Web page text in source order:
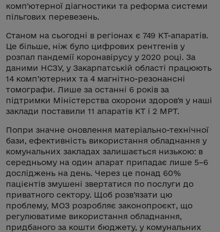
компʼютерної діагностики та реформа системи
пільгових перевезень.
Станом на сьогодні в регіонах є 749 КТ-апаратів.
Це більше, ніж було цифрових рентгенів у
розпал пандемії коронавірусу у 2020 році. За
даними НСЗУ, у Закарпатській області працюють
14 комп’ютерних та 4 магнітно-резонансні
томографи. Лише за останні 6 років за
підтримки Міністерства охорони здоровʼя у наші
заклади поставили 11 апаратів КТ і 2 МРТ.
Попри значне оновлення матеріально-технічної
бази, ефективність використання обладнання у
комунальних закладах залишається низькою: в
середньому на один апарат припадає лише 5–6
досліджень на день. Через це понад 60%
пацієнтів змушені звертатися по послуги до
приватного сектору. Щоб розв’язати цю
проблему, МОЗ розробляє законопроєкт, що
регулюватиме використання обладнання,
придбаного за кошти бюджету, у комунальних